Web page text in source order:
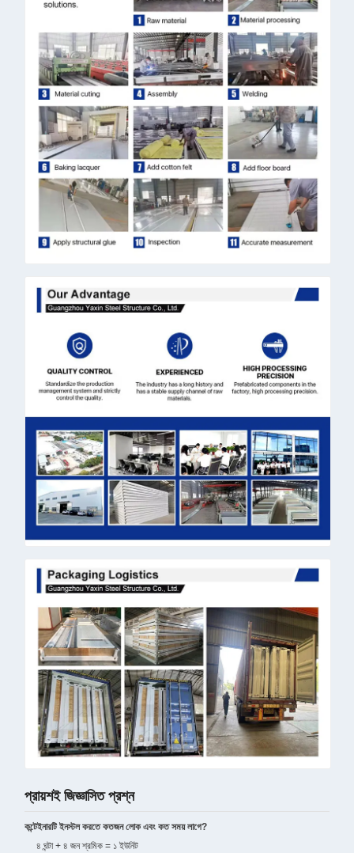
প্রায়শই জিজ্ঞাসিত প্রশ্ন
কন্টেইনারটি ইনস্টল করতে কতজন লোক এবং কত সময় লাগে?
৪ ঘন্টা + ৪ জন শ্রমিক = ১ ইউনিট